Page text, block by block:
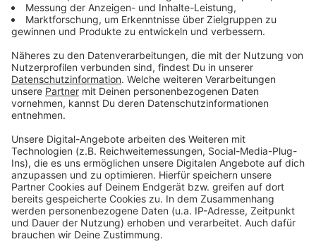
sich wohl gestört. So hat man mir das nachher
zumindest gesagt."
Anzeige
Erst nur Füllprogramm
Anzeige
Zwischen 1963 und 1972 war der Hype um "Dinner For
One" auch in Deutschland sehr gering. Der Sketch
wurde insgesamt nur viermal ausgestrahlt. Erst seit
1972 läuft er regulär an Silvester.